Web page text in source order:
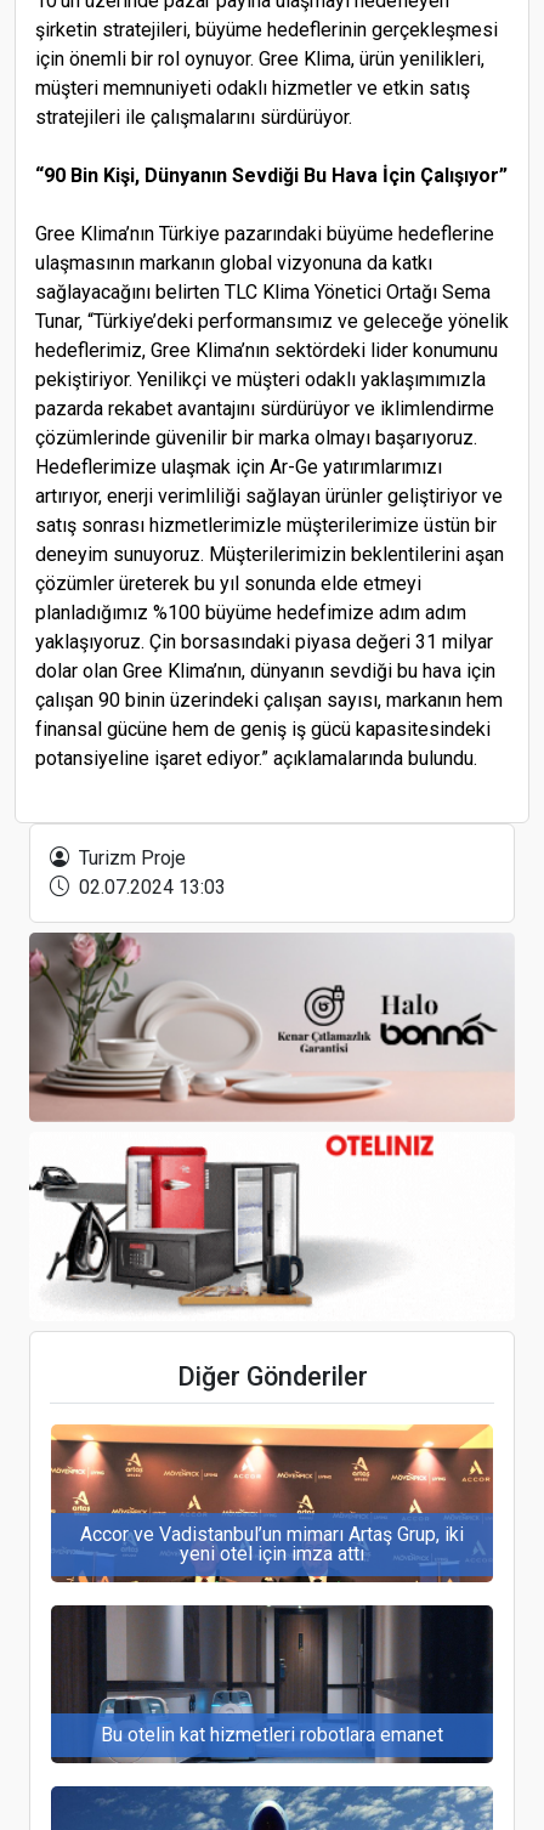
şirketin stratejileri, büyüme hedeflerinin gerçekleşmesi
için önemli bir rol oynuyor. Gree Klima, ürün yenilikleri,
müşteri memnuniyeti odaklı hizmetler ve etkin satış
stratejileri ile çalışmalarını sürdürüyor.
“90 Bin Kişi, Dünyanın Sevdiği Bu Hava İçin Çalışıyor”
Gree Klima’nın Türkiye pazarındaki büyüme hedeflerine
ulaşmasının markanın global vizyonuna da katkı
sağlayacağını belirten TLC Klima Yönetici Ortağı Sema
Tunar, “Türkiye’deki performansımız ve geleceğe yönelik
hedeflerimiz, Gree Klima’nın sektördeki lider konumunu
pekiştiriyor. Yenilikçi ve müşteri odaklı yaklaşımımızla
pazarda rekabet avantajını sürdürüyor ve iklimlendirme
çözümlerinde güvenilir bir marka olmayı başarıyoruz.
Hedeflerimize ulaşmak için Ar-Ge yatırımlarımızı
artırıyor, enerji verimliliği sağlayan ürünler geliştiriyor ve
satış sonrası hizmetlerimizle müşterilerimize üstün bir
deneyim sunuyoruz. Müşterilerimizin beklentilerini aşan
çözümler üreterek bu yıl sonunda elde etmeyi
planladığımız %100 büyüme hedefimize adım adım
yaklaşıyoruz. Çin borsasındaki piyasa değeri 31 milyar
dolar olan Gree Klima’nın, dünyanın sevdiği bu hava için
çalışan 90 binin üzerindeki çalışan sayısı, markanın hem
finansal gücüne hem de geniş iş gücü kapasitesindeki
potansiyeline işaret ediyor.” açıklamalarında bulundu.
Turizm Proje
02.07.2024 13:03
Diğer Gönderiler
planlanıyor
Concorde Aria Hotel, Kuzey Kıbrıs'ta kapılarını
Turizmde ‘Güvenli ve Yeşil Sertifika’ dönemine
geçiliyor
artıyor
Accor ve Vadistanbul’un mimarı Artaş Grup, iki
yeni otel için imza attı
Bu otelin kat hizmetleri robotlara emanet